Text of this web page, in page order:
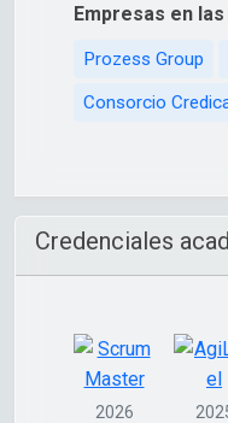
Empresas en
Prozess Group
Consorcio
Credenciales
2026